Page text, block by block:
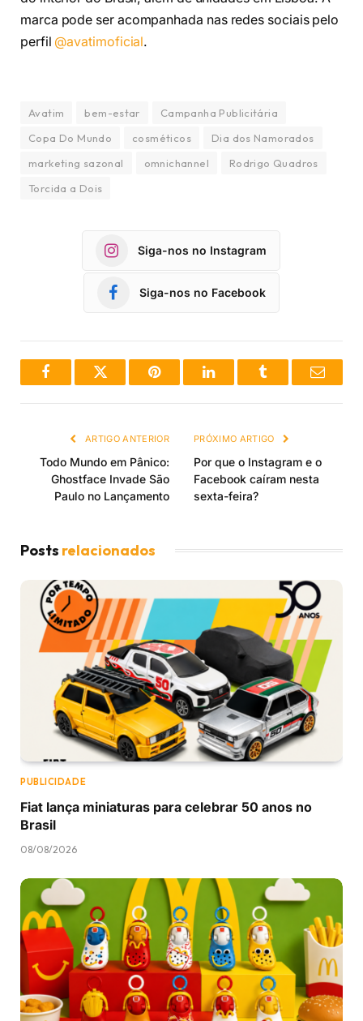
marca pode ser acompanhada nas redes sociais pelo
perfil @avatimoficial.
Avatim bem-estar
Campanha Publicitária
Copa Do Mundo
cosméticos
Dia dos Namorados
marketing sazonal
omnichannel
Rodrigo Quadros
Torcida a Dois
Siga-nos no Instagram
Siga-nos no Facebook
FacebookTwitter Pinterest LinkedInTumblr Email
ARTIGO ANTERIOR
Todo Mundo em Pânico:
Ghostface Invade São
Paulo no Lançamento
PRÓXIMO ARTIGO
Por que o Instagram e o
Facebook caíram nesta
sexta-feira?
Posts relacionados
PUBLICIDADE
Fiat lança miniaturas para celebrar 50 anos no
Brasil
08/08/2026